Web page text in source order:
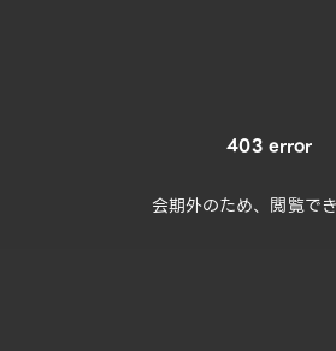
403 error
会期外のため、閲覧で